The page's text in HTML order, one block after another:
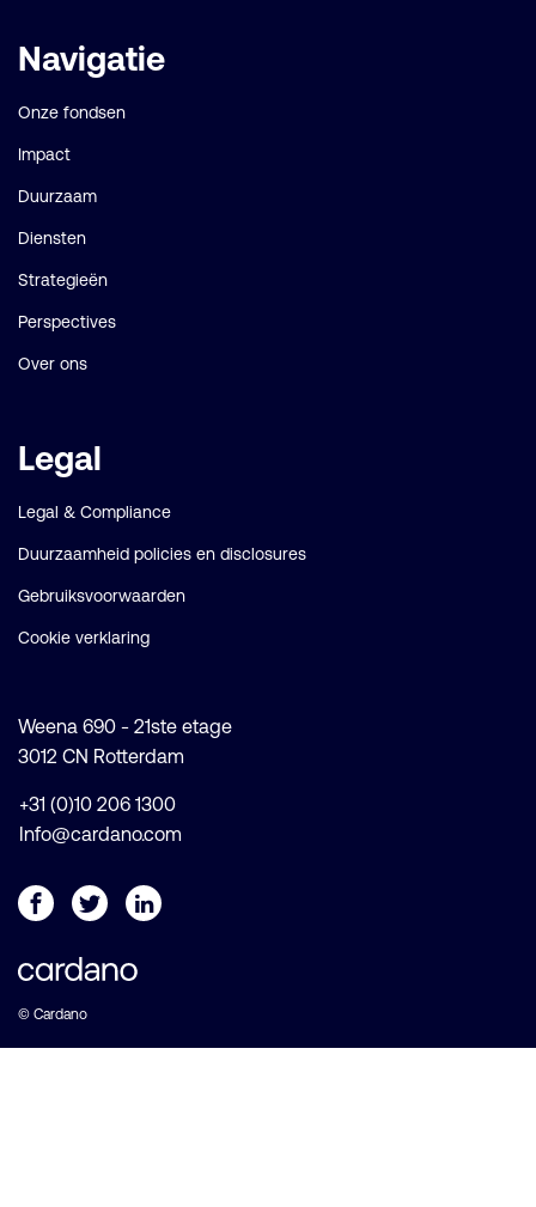
Belangrijke
links
Navigatie
Onze fondsen
Impact
Duurzaam
Diensten
Strategieën
Perspectives
Over ons
Legal
Legal & Compliance
Duurzaamheid policies en disclosures
Gebruiksvoorwaarden
Cookie verklaring
Weena 690 - 21ste etage
3012 CN Rotterdam
+31 (0)10 206 1300
Info@cardano.com
© Cardano